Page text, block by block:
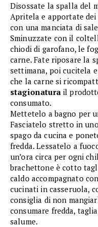
Disossate la spalla del
Apritela e apportate dei
con una manciata di
Sminuzzate con il
chiodi di garofano, le
carne. Fate riposare la
settimana, poi cucitela
che la carne si
stagionaturail
consumato.
Mettetelo a bagno per
Fasciatelo stretto in
spago da cucina e
fredda. Lessatelo a
un’ora circa per ogni
brachettone è cotto
caldo accompagnato
cucinati in casseruola,
consiglia di non
consumare fredda,
salume.